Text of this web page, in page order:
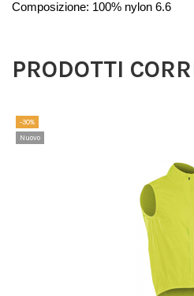
Composizione: 100% nylon 6.6
PRODOTTI
-30%
Nuovo